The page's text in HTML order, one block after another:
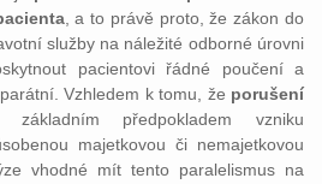
, a to právě proto, že zákon do
služby na náležité odborné úrovni
pacientovi řádné poučení a
Vzhledem k tomu, že porušení
předpokladem vzniku
majetkovou či nemajetkovou
vhodné mít tento paralelismus na